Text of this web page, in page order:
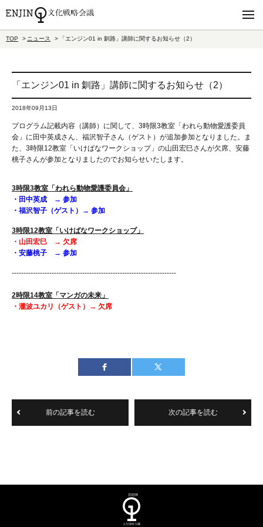
TOP ニュース 「エンジン01 in 釧路」講師に関するお知らせ（2）
「エンジン01 in 釧路」講師に関するお知らせ（2）
2018年09月13日
プログラム記載内容（講師）に関して、3時限3教室「われら動物愛護委員
会」に田中英成さん、福沢智子さん（ゲスト）が追加参加となりました。ま
た、3時限12教室「いけばなワークショップ」の山田宏巳さんが欠席、安藤
桃子さんが参加となりましたのでお知らせいたします。
3時限3教室「われら動物愛護委員会」
・田中英成 → 参加
・福沢智子（ゲスト）→ 参加
3時限12教室「いけばなワークショップ」
・山田宏巳 → 欠席
・安藤桃子 → 参加
----------------------------------------------------------------------
2時限14教室「マンガの未来」
・瀧波ユカリ（ゲスト）→ 欠席
前の記事を読む 次の記事を読む